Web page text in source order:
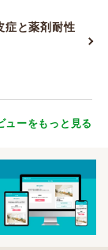
症と薬剤耐性
ューをもっと見る